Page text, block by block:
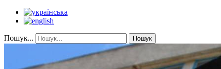
Пошук... Пошук